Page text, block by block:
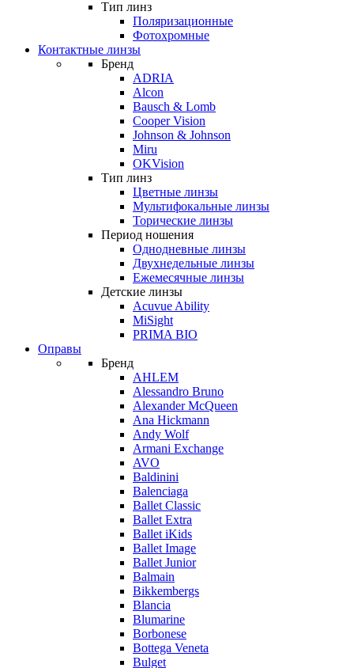
Тип линз
Поляризационные
Фотохромные
Контактные линзы
Бренд
ADRIA
Alcon
Bausch & Lomb
Cooper Vision
Johnson & Johnson
Miru
OKVision
Тип линз
Цветные линзы
Мультифокальные линзы
Торические линзы
Период ношения
Однодневные линзы
Двухнедельные линзы
Ежемесячные линзы
Детские линзы
Acuvue Ability
MiSight
PRIMA BIO
Оправы
Бренд
AHLEM
Alessandro Bruno
Alexander McQueen
Ana Hickmann
Andy Wolf
Armani Exchange
AVO
Baldinini
Balenciaga
Ballet Classic
Ballet Extra
Ballet iKids
Ballet Image
Ballet Junior
Balmain
Bikkembergs
Blancia
Blumarine
Borbonese
Bottega Veneta
Bulget